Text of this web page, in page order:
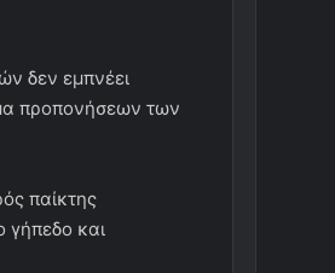
δεν εμπνέει
προπονήσεων των
παίκτης
γήπεδο και